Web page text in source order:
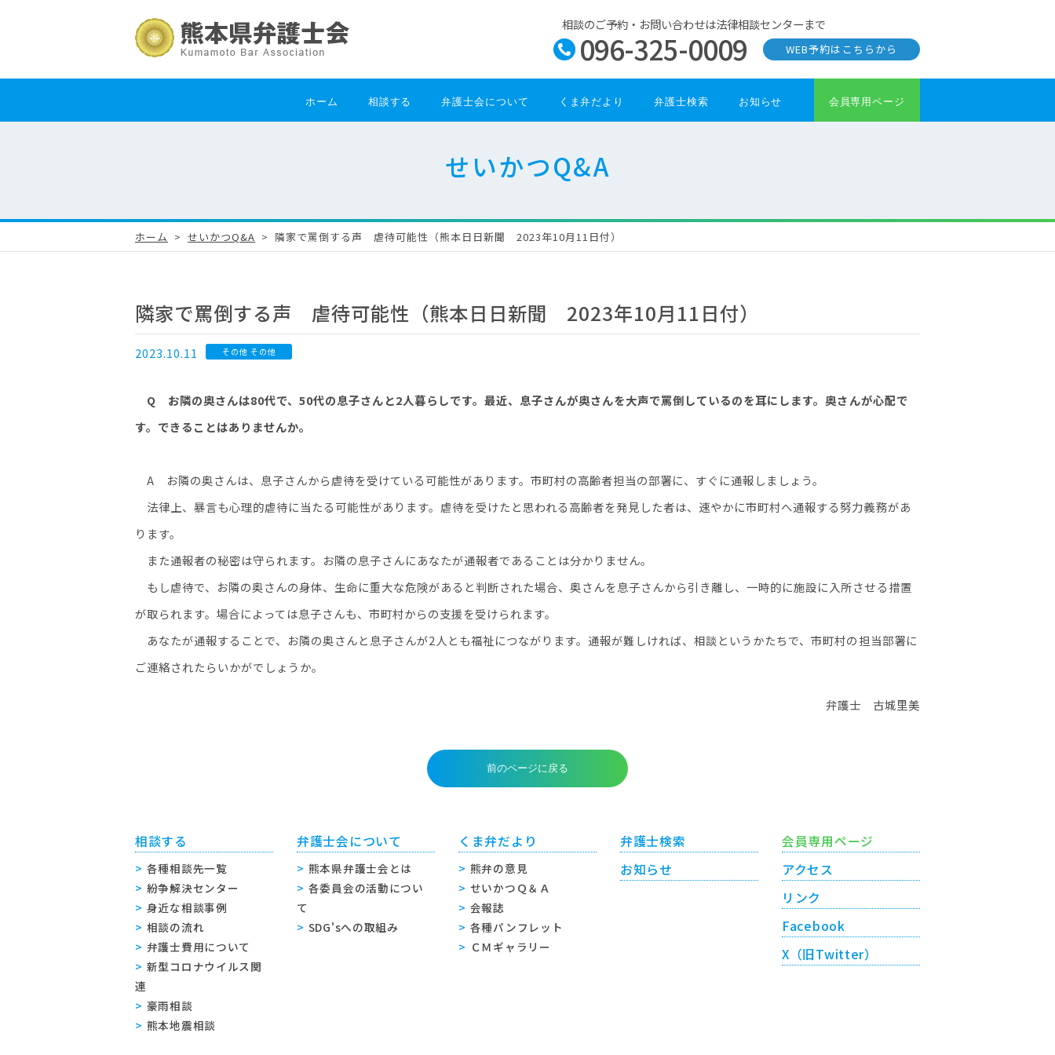
相談のご予約・お問い合わせは法律相談センターまで
WEB予約はこちらから
096-325-0009
ホーム 相談する 弁護士会について くま弁だより 弁護士検索 お知らせ 会員専用ページ
せいかつQ&A
ホーム せいかつQ&A 隣家で罵倒する声 虐待可能性（熊本日日新聞 2023年10月11日付）
隣家で罵倒する声 虐待可能性（熊本日日新聞 2023年10月11日付）
2023.10.11 その他 その他
Q お隣の奥さんは80代で、50代の息子さんと2人暮らしです。最近、息子さんが奥さんを大声で罵倒しているのを耳にします。奥さんが心配で
す。できることはありませんか。
A お隣の奥さんは、息子さんから虐待を受けている可能性があります。市町村の高齢者担当の部署に、すぐに通報しましょう。
法律上、暴言も心理的虐待に当たる可能性があります。虐待を受けたと思われる高齢者を発見した者は、速やかに市町村へ通報する努力義務があ
ります。
また通報者の秘密は守られます。お隣の息子さんにあなたが通報者であることは分かりません。
もし虐待で、お隣の奥さんの身体、生命に重大な危険があると判断された場合、奥さんを息子さんから引き離し、一時的に施設に入所させる措置
が取られます。場合によっては息子さんも、市町村からの支援を受けられます。
あなたが通報することで、お隣の奥さんと息子さんが2 人とも福祉につながります。通報が難しければ、相談というかたちで、市町村の担当部署に
ご連絡されたらいかがでしょうか。
弁護士 古城里美
相談する
各種相談先一覧
紛争解決センター
身近な相談事例
相談の流れ
弁護士費用について
新型コロナウイルス関
連
豪雨相談
熊本地震相談
弁護士会について
熊本県弁護士会とは
各委員会の活動につい
て
SDG'sへの取組み
くま弁だより
熊弁の意見
せいかつＱ＆Ａ
会報誌
各種パンフレット
ＣＭギャラリー
弁護士検索
お知らせ
会員専用ページ
アクセス
リンク
Facebook
X（旧Twitter）